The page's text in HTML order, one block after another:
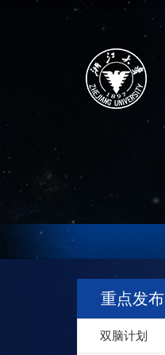
重点发布
双脑计划